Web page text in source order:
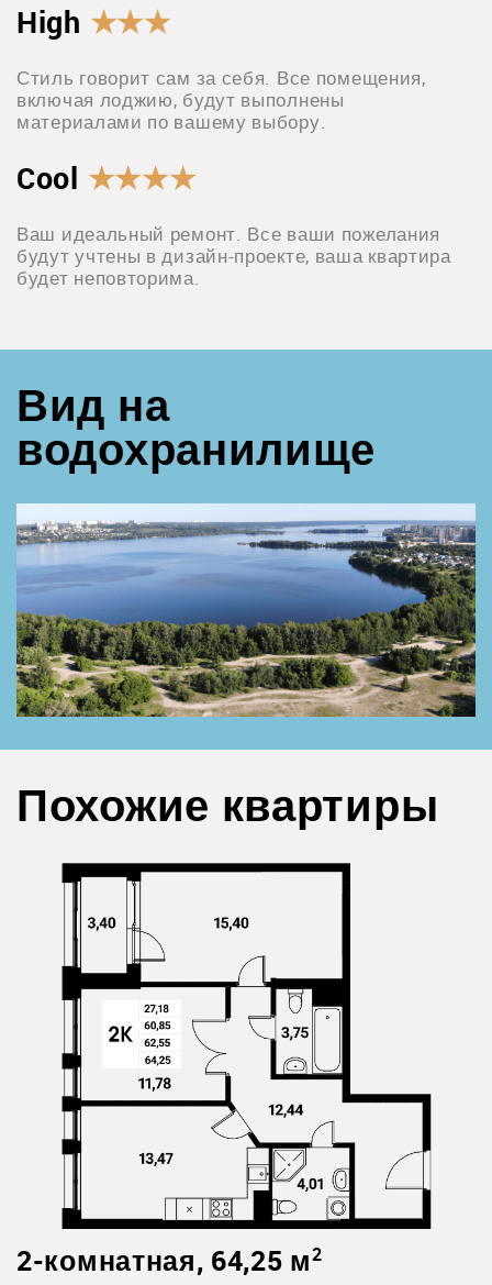
High ★★★
Стиль говорит сам за себя. Все помещения,
включая лоджию, будут выполнены
материалами по вашему выбору.
Cool ★★★★
Ваш идеальный ремонт. Все ваши пожелания
будут учтены в дизайн-проекте, ваша квартира
будет неповторима.
Вид на
водохранилище
Похожие квартиры
2-комнатная, 64,25 м2